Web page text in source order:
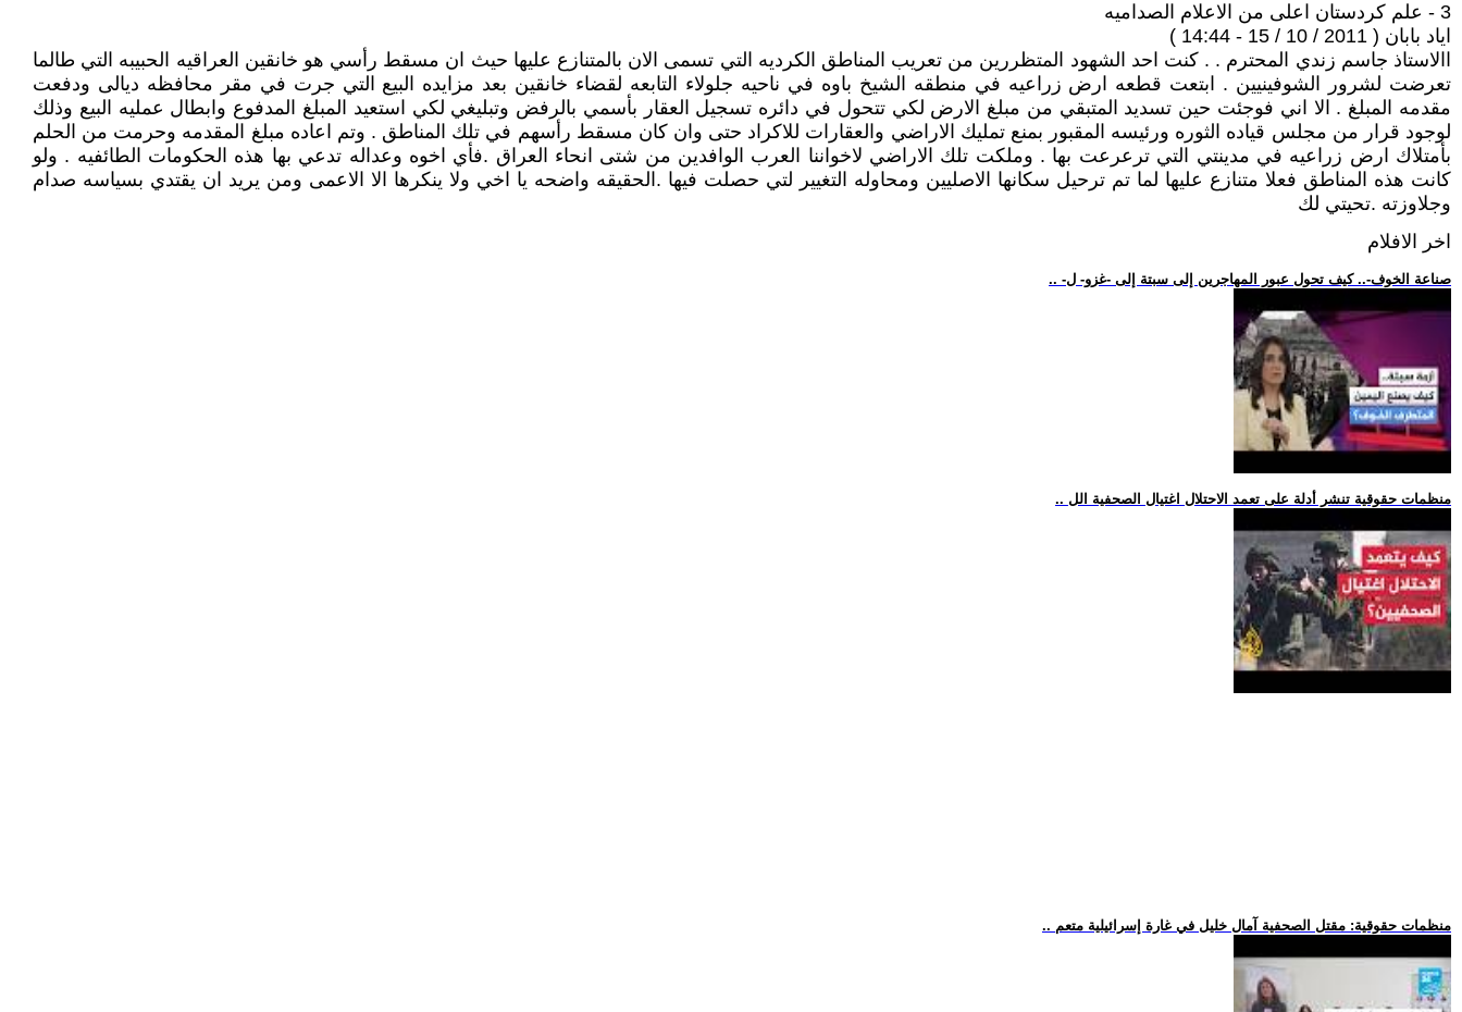
3 - علم كردستان اعلى من الاعلام الصداميه
اياد بابان ( 2011 / 10 / 15 - 14:44 )
االاستاذ جاسم زندي المحترم . . كنت احد الشهود المتظررين من تعريب المناطق الكرديه التي تسمى الان بالمتنازع عليها حيث ان مسقط رأسي هو خانقين العراقيه الحبيبه التي طالما
تعرضت لشرور الشوفينيين . ابتعت قطعه ارض زراعيه في منطقه الشيخ باوه في ناحيه جلولاء التابعه لقضاء خانقين بعد مزايده البيع التي جرت في مقر محافظه ديالى ودفعت
مقدمه المبلغ . الا اني فوجئت حين تسديد المتبقي من مبلغ الارض لكي تتحول في دائره تسجيل العقار بأسمي بالرفض وتبليغي لكي استعيد المبلغ المدفوع وابطال عمليه البيع وذلك
لوجود قرار من مجلس قياده الثوره ورئيسه المقبور بمنع تمليك الاراضي والعقارات للاكراد حتى وان كان مسقط رأسهم في تلك المناطق . وتم اعاده مبلغ المقدمه وحرمت من الحلم
بأمتلاك ارض زراعيه في مدينتي التي ترعرعت بها . وملكت تلك الاراضي لاخواننا العرب الوافدين من شتى انحاء العراق .فأي اخوه وعداله تدعي بها هذه الحكومات الطائفيه . ولو
كانت هذه المناطق فعلا متنازع عليها لما تم ترحيل سكانها الاصليين ومحاوله التغيير لتي حصلت فيها .الحقيقه واضحه يا اخي ولا ينكرها الا الاعمى ومن يريد ان يقتدي بسياسه صدام
وجلاوزته .تحيتي لك
اخر الافلام
.. -صناعة الخوف-.. كيف تحول عبور المهاجرين إلى سبتة إلى -غزو- ل
.. منظمات حقوقية تنشر أدلة على تعمد الاحتلال اغتيال الصحفية الل
.. منظمات حقوقية: مقتل الصحفية آمال خليل في غارة إسرائيلية متعم